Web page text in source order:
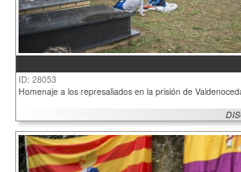
ID: 28053
Homenaje a los represaliados en la prisión de